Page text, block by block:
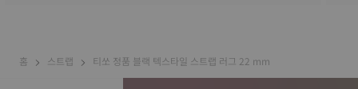
홈 스트랩 티쏘 정품 블랙 텍스타일 스트랩 러그 22 mm